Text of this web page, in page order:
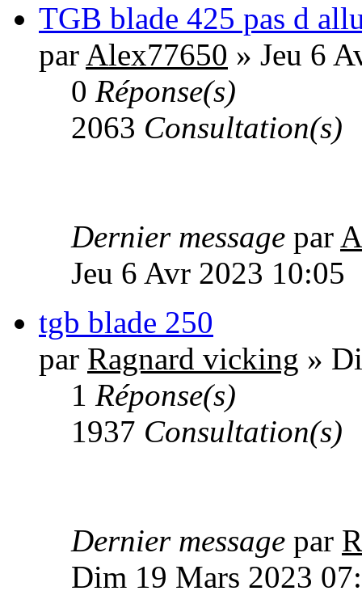
TGB blade 425 pas d
par Alex77650 » Jeu 6
0 Réponse(s)
2063 Consultation(s)
Dernier message par
Jeu 6 Avr 2023 10:05
tgb blade 250
par Ragnard vicking »
1 Réponse(s)
1937 Consultation(s)
Dernier message par
Dim 19 Mars 2023